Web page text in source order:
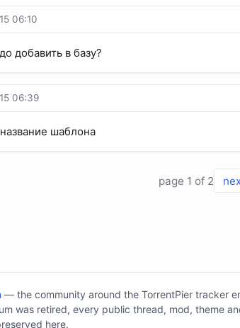
06:10
добавить в базу?
06:39
шаблона
page 1 of 2
— the community around the TorrentPier tracker
was retired, every public thread, mod, theme
here.